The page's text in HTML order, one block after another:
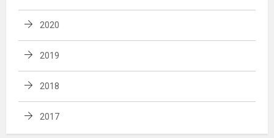
2020
2019
2018
2017